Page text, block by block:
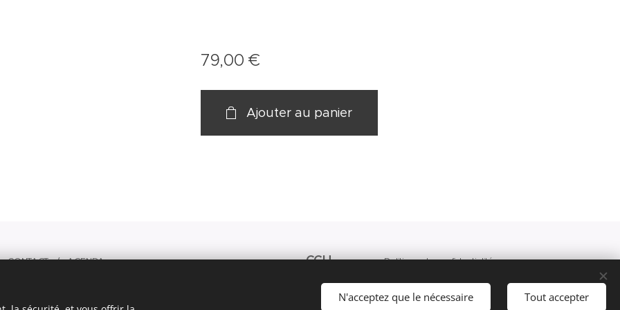
79,00 €
Ajouter au panier
CONTACT / AGENDA CGU Politique de confidentialité SUPPRESSIONS DES
N'acceptez que le nécessaire Tout accepter